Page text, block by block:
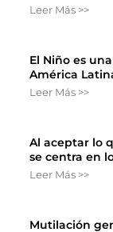
Leer Más >>
El Niño es
América
Leer Más >>
Al aceptar lo
se centra en
Leer Más >>
Mutilación